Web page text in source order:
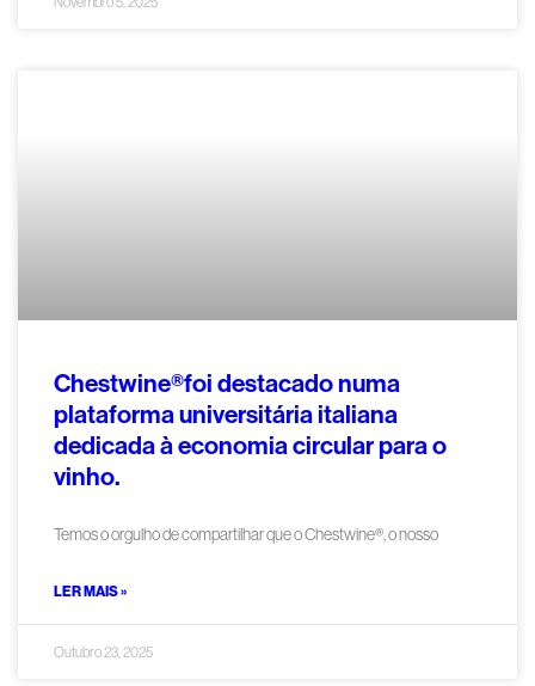
Chestwine®foi destacado numa
plataforma universitária italiana
dedicada à economia circular para o
vinho.
Temos o orgulho de compartilhar que o Chestwine®, o nosso
LER MAIS »
Outubro 23, 2025